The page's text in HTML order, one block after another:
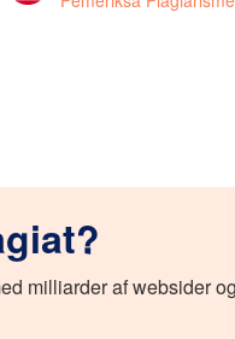
milliarder af websider